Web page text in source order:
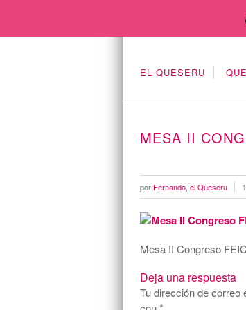
EL QUESERU
MESA II
por Fernando, el Queseru
Mesa II Congreso
Deja una respuesta
Tu dirección de correo